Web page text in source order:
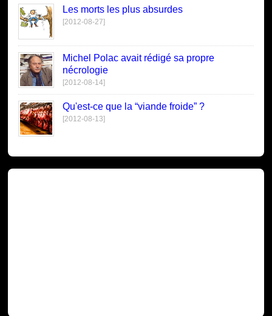
Les morts les plus absurdes
[2012-08-27]
Michel Polac avait rédigé sa propre
nécrologie
[2012-08-14]
Qu'est-ce que la “viande froide” ?
[2012-08-13]